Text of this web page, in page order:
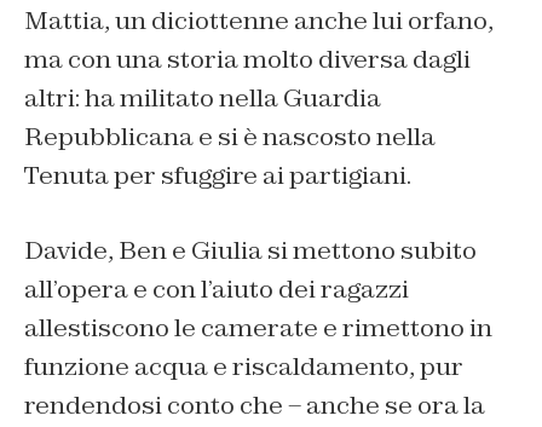
Mattia, un diciottenne anche lui orfano,
ma con una storia molto diversa dagli
altri: ha militato nella Guardia
Repubblicana e si è nascosto nella
Tenuta per sfuggire ai partigiani.
Davide, Ben e Giulia si mettono subito
all’opera e con l’aiuto dei ragazzi
allestiscono le camerate e rimettono in
funzione acqua e riscaldamento, pur
rendendosi conto che – anche se ora la